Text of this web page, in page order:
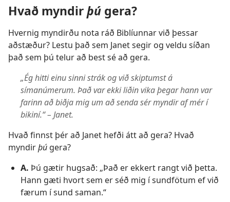
Hvað myndirþú gera?
Hvernig myndirðu nota ráð Biblíunnar við þessar
aðstæður? Lestu það sem Janet segir og veldu síðan
það sem þú telur að best sé að gera.
„Ég hitti einu sinni strák og við skiptumst á
símanúmerum. Það var ekki liðin vika þegar hann var
farinn að biðja mig um að senda sér myndir af mér í
bikiní.“ – Janet.
Hvað finnst þér að Janet hefði átt að gera? Hvað
myndirþú gera?
A. Þú gætir hugsað: „Það er ekkert rangt við þetta.
Hann gæti hvort sem er séð mig í sundfötum ef við
færum í sund saman.“